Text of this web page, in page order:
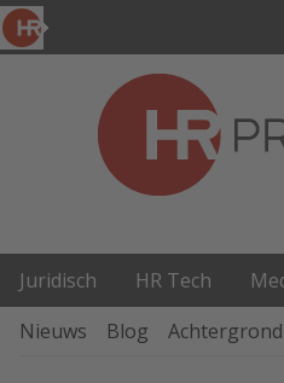
Juridisch HR Tech
Nieuws
Blog Achtergrond